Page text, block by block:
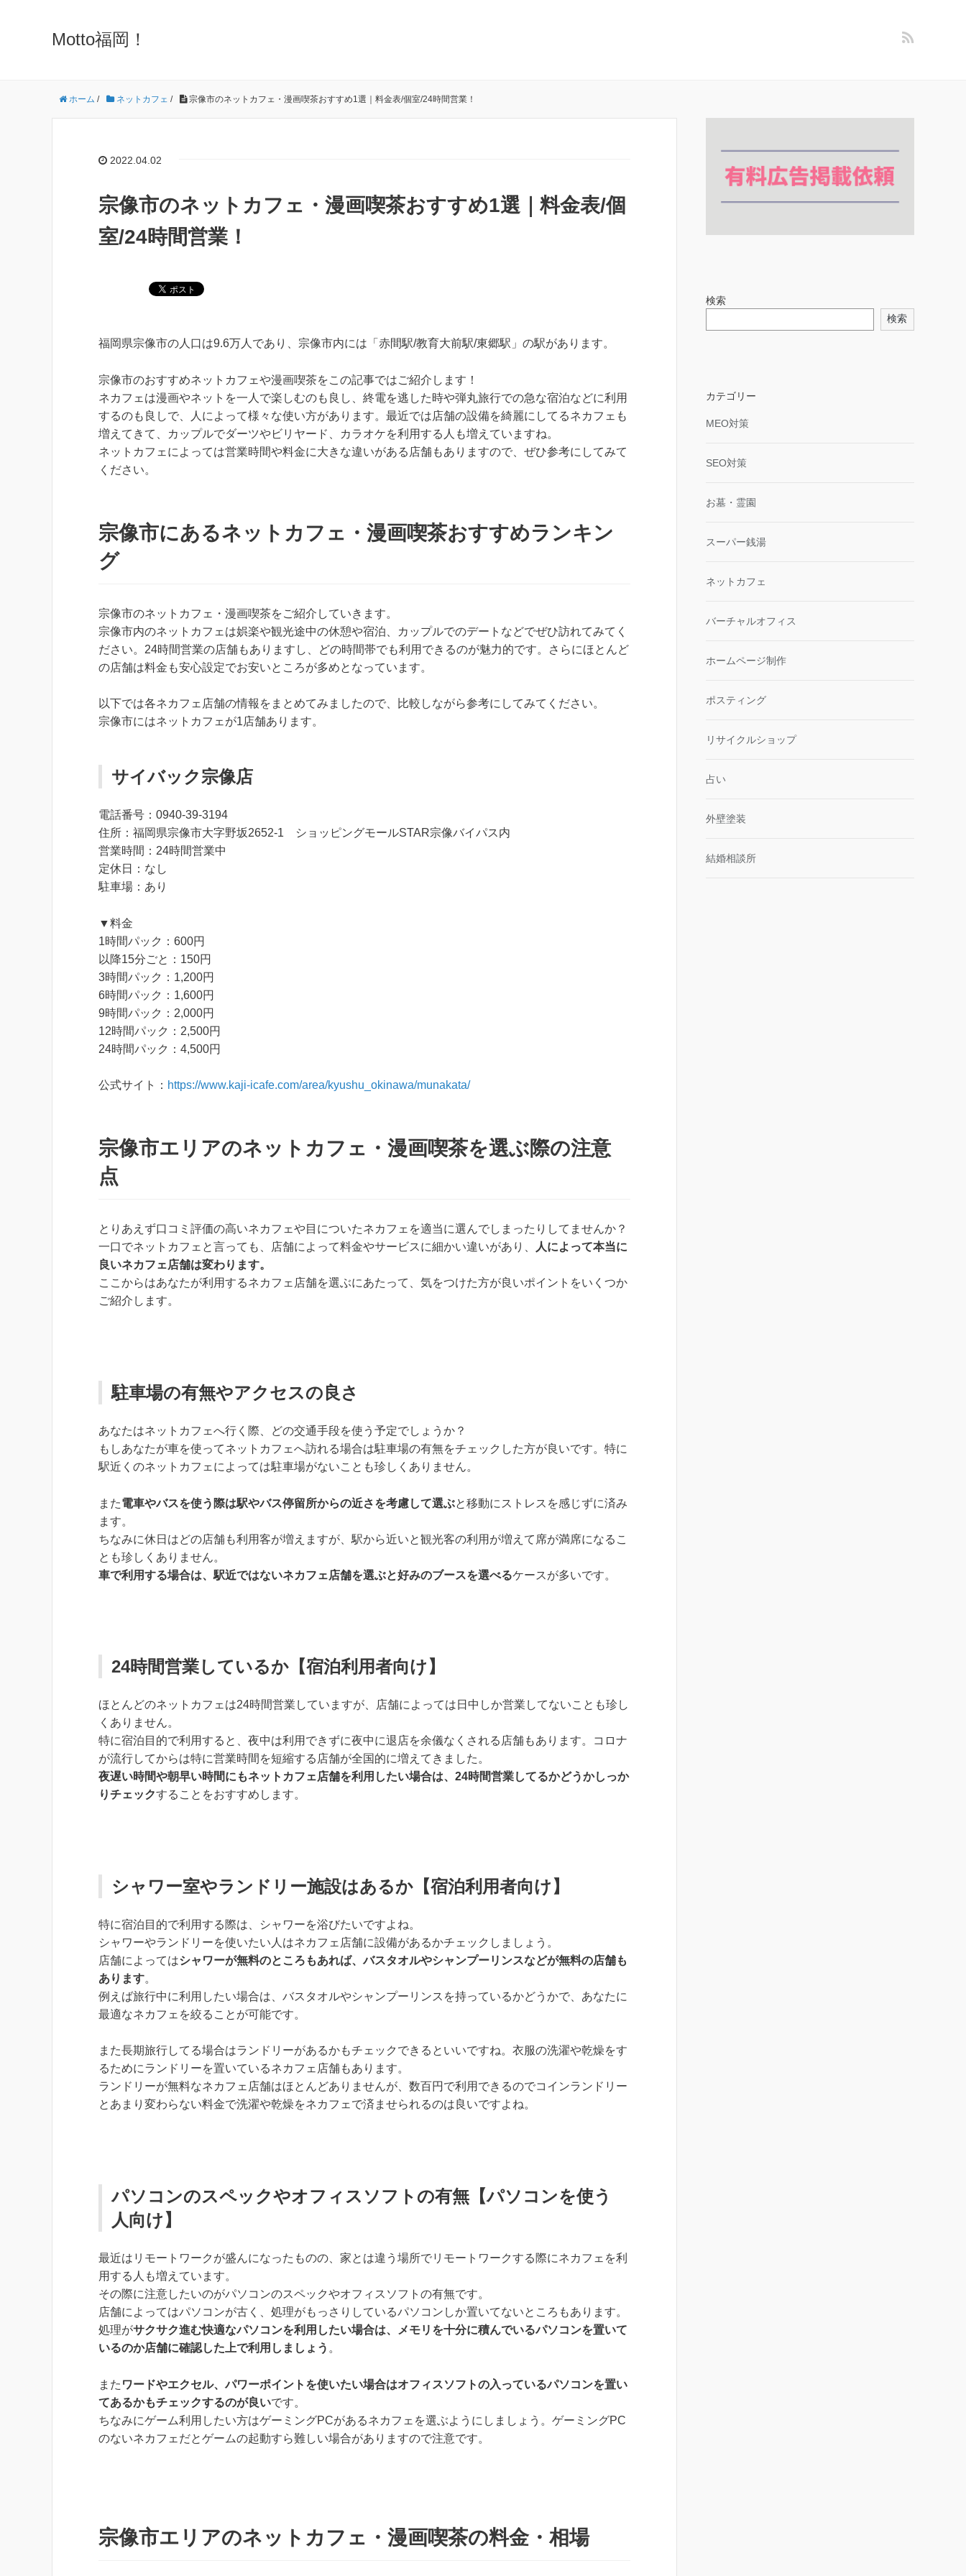
Motto福岡！
ホーム / ネットカフェ / 宗像市のネットカフェ・漫画喫茶おすすめ1選｜料金表/個室/24時間営業！
2022.04.02
宗像市のネットカフェ・漫画喫茶おすすめ1選｜料金表/個
室/24時間営業！
福岡県宗像市の人口は9.6万人であり、宗像市内には「赤間駅/教育大前駅/東郷駅」の駅があります。
宗像市のおすすめネットカフェや漫画喫茶をこの記事ではご紹介します！
ネカフェは漫画やネットを一人で楽しむのも良し、終電を逃した時や弾丸旅行での急な宿泊などに利用
するのも良しで、人によって様々な使い方があります。最近では店舗の設備を綺麗にしてるネカフェも
増えてきて、カップルでダーツやビリヤード、カラオケを利用する人も増えていますね。
ネットカフェによっては営業時間や料金に大きな違いがある店舗もありますので、ぜひ参考にしてみて
ください。
宗像市にあるネットカフェ・漫画喫茶おすすめランキン
グ
宗像市のネットカフェ・漫画喫茶をご紹介していきます。
宗像市内のネットカフェは娯楽や観光途中の休憩や宿泊、カップルでのデートなどでぜひ訪れてみてく
ださい。24時間営業の店舗もありますし、どの時間帯でも利用できるのが魅力的です。さらにほとんど
の店舗は料金も安心設定でお安いところが多めとなっています。
以下では各ネカフェ店舗の情報をまとめてみましたので、比較しながら参考にしてみてください。
宗像市にはネットカフェが1店舗あります。
サイバック宗像店
電話番号：0940-39-3194
住所：福岡県宗像市大字野坂2652-1 ショッピングモールSTAR宗像バイパス内
営業時間：24時間営業中
定休日：なし
駐車場：あり
▼料金
1時間パック：600円
以降15分ごと：150円
3時間パック：1,200円
6時間パック：1,600円
9時間パック：2,000円
12時間パック：2,500円
24時間パック：4,500円
公式サイト： https://www.kaji-icafe.com/area/kyushu_okinawa/munakata/
宗像市エリアのネットカフェ・漫画喫茶を選ぶ際の注意
点
とりあえず口コミ評価の高いネカフェや目についたネカフェを適当に選んでしまったりしてませんか？
一口でネットカフェと言っても、店舗によって料金やサービスに細かい違いがあり、
人によって本当に
良いネカフェ店舗は変わります。
ここからはあなたが利用するネカフェ店舗を選ぶにあたって、気をつけた方が良いポイントをいくつか
ご紹介します。
駐車場の有無やアクセスの良さ
あなたはネットカフェへ行く際、どの交通手段を使う予定でしょうか？
もしあなたが車を使ってネットカフェへ訪れる場合は駐車場の有無をチェックした方が良いです。特に
駅近くのネットカフェによっては駐車場がないことも珍しくありません。
また電車やバスを使う際は駅やバス停留所からの近さを考慮して選ぶと移動にストレスを感じずに済み
ます。
ちなみに休日はどの店舗も利用客が増えますが、駅から近いと観光客の利用が増えて席が満席になるこ
とも珍しくありません。
車で利用する場合は、駅近ではないネカフェ店舗を選ぶと好みのブースを選べるケースが多いです。
24時間営業しているか【宿泊利用者向け】
ほとんどのネットカフェは24時間営業していますが、店舗によっては日中しか営業してないことも珍し
くありません。
特に宿泊目的で利用すると、夜中は利用できずに夜中に退店を余儀なくされる店舗もあります。コロナ
が流行してからは特に営業時間を短縮する店舗が全国的に増えてきました。
夜遅い時間や朝早い時間にもネットカフェ店舗を利用したい場合は、24時間営業してるかどうかしっか
りチェックすることをおすすめします。
シャワー室やランドリー施設はあるか【宿泊利用者向け】
特に宿泊目的で利用する際は、シャワーを浴びたいですよね。
シャワーやランドリーを使いたい人はネカフェ店舗に設備があるかチェックしましょう。
店舗によってはシャワーが無料のところもあれば、バスタオルやシャンプーリンスなどが無料の店舗も
あります。
例えば旅行中に利用したい場合は、バスタオルやシャンプーリンスを持っているかどうかで、あなたに
最適なネカフェを絞ることが可能です。
また長期旅行してる場合はランドリーがあるかもチェックできるといいですね。衣服の洗濯や乾燥をす
るためにランドリーを置いているネカフェ店舗もあります。
ランドリーが無料なネカフェ店舗はほとんどありませんが、数百円で利用できるのでコインランドリー
とあまり変わらない料金で洗濯や乾燥をネカフェで済ませられるのは良いですよね。
パソコンのスペックやオフィスソフトの有無【パソコンを使う
人向け】
最近はリモートワークが盛んになったものの、家とは違う場所でリモートワークする際にネカフェを利
用する人も増えています。
その際に注意したいのがパソコンのスペックやオフィスソフトの有無です。
店舗によってはパソコンが古く、処理がもっさりしているパソコンしか置いてないところもあります。
処理がサクサク進む快適なパソコンを利用したい場合は、メモリを十分に積んでいるパソコンを置いて
いるのか店舗に確認した上で利用しましょう 。
また ワードやエクセル、パワーポイントを使いたい場合はオフィスソフトの入っているパソコンを置い
てあるかもチェックするのが良いです。
ちなみにゲーム利用したい方はゲーミングPCがあるネカフェを選ぶようにしましょう。ゲーミングPC
のないネカフェだとゲームの起動すら難しい場合がありますので注意です。
宗像市エリアのネットカフェ・漫画喫茶の料金・相場
検索
検索
カテゴリー
MEO対策
SEO対策
お墓・霊園
スーパー銭湯
ネットカフェ
バーチャルオフィス
ホームページ制作
ポスティング
リサイクルショップ
占い
外壁塗装
結婚相談所